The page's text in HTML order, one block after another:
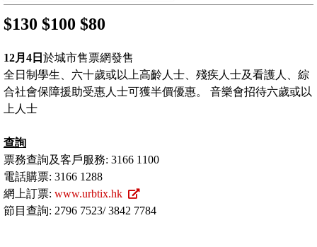
$130 $100 $80
12月4日 於城市售票網發售
全日制學生、六十歲或以上高齡人士、殘疾人士及看護人、綜
合社會保障援助受惠人士可獲半價優惠。 音樂會招待六歲或以
上人士
查詢
票務查詢及客戶服務: 3166 1100
電話購票: 3166 1288
網上訂票: www.urbtix.hk
節目查詢: 2796 7523/ 3842 7784